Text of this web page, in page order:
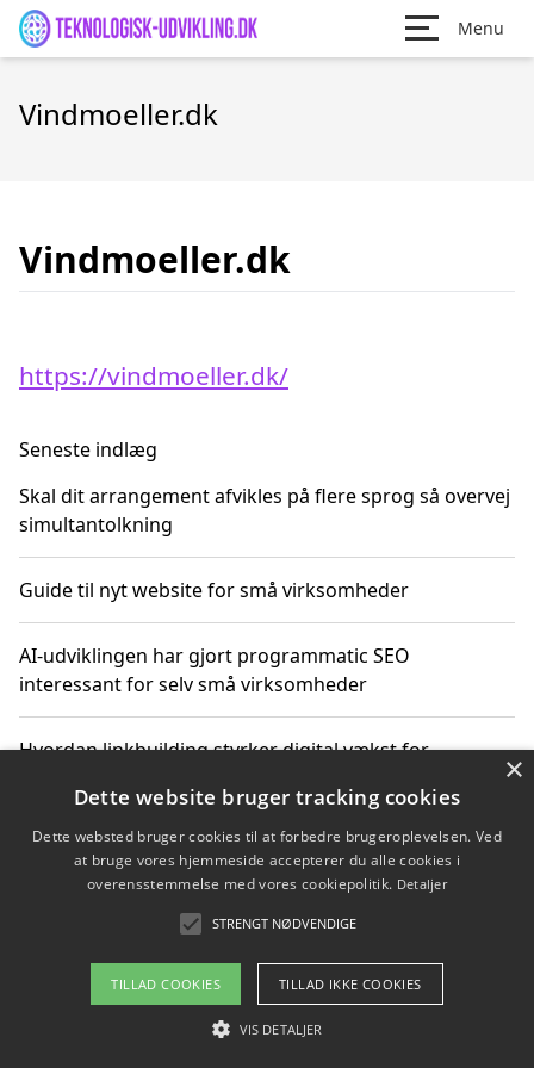
Menu
Vindmoeller.dk
Vindmoeller.dk
https://vindmoeller.dk/
Seneste indlæg
Skal dit arrangement afvikles på flere sprog så overvej
simultantolkning
Guide til nyt website for små virksomheder
AI-udviklingen har gjort programmatic SEO
interessant for selv små virksomheder
Hvordan linkbuilding styrker digital vækst for
Sådan har udviklingen inden for genbrug af elektronik
ændret sig
Copyright 2026 - Pilanto Aps
Om / kontakt
×
Dette website bruger tracking cookies
Dette websted bruger cookies til at forbedre brugeroplevelsen. Ved
at bruge vores hjemmeside accepterer du alle cookies i
overensstemmelse med vores cookiepolitik. Detaljer
STRENGT NØDVENDIGE
TILLAD COOKIES TILLAD IKKE COOKIES
VIS DETALJER